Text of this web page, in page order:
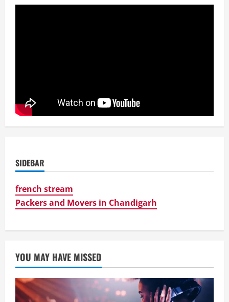
SIDEBAR
french stream
Packers and Movers in Chandigarh
YOU MAY HAVE MISSED